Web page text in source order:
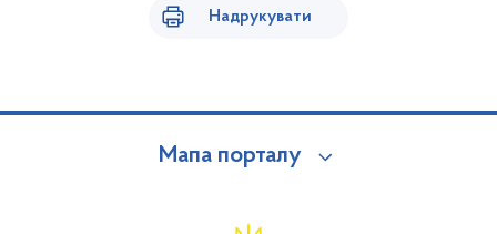
Надрукувати
Мапа порталу